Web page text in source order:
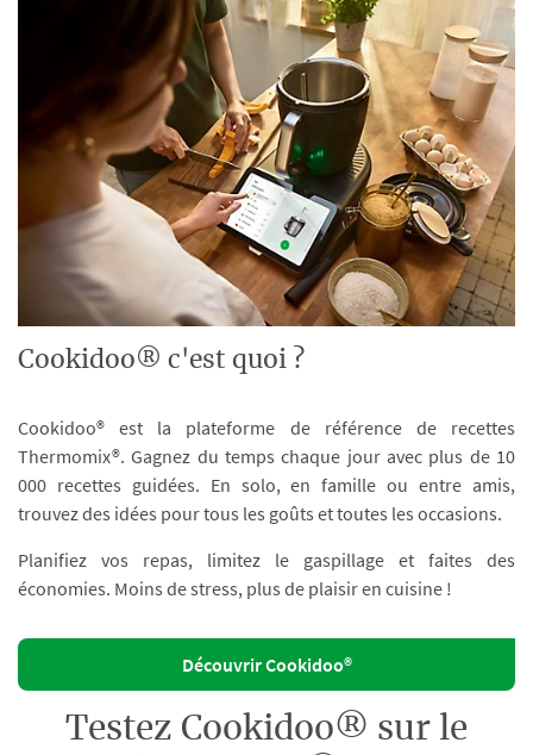
Cookidoo® c'est quoi ?
Cookidoo® est la plateforme de référence de recettes
Thermomix®. Gagnez du temps chaque jour avec plus de 10
000 recettes guidées. En solo, en famille ou entre amis,
trouvez des idées pour tous les goûts et toutes les occasions.
Planifiez vos repas, limitez le gaspillage et faites des
économies. Moins de stress, plus de plaisir en cuisine !
Découvrir Cookidoo®
Testez Cookidoo® sur le